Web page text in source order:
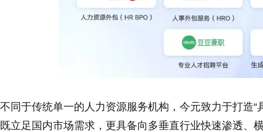
不同于传统单一的人力资源服务机构，今元致力于打造
既立足国内市场需求，更具备向多垂直行业快速渗透、